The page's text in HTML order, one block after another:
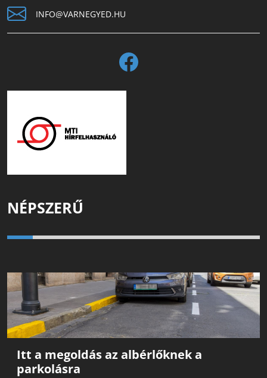
INFO@VARNEGYED.HU
NÉPSZERŰ
Itt a megoldás az albérlőknek a
parkolásra